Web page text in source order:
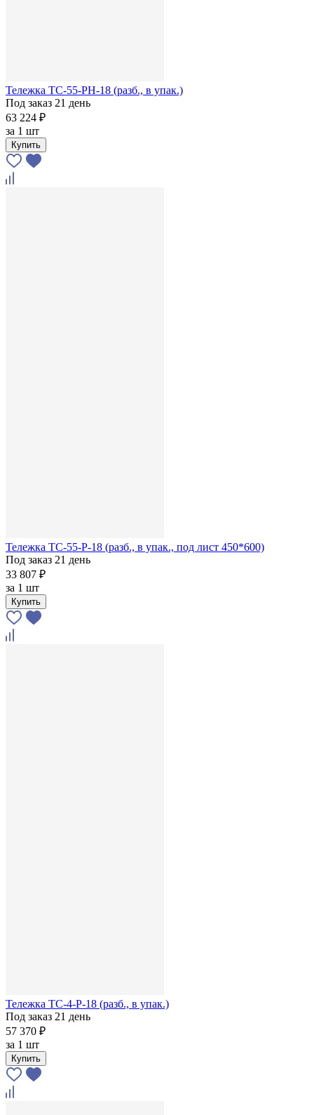
Тележка ТС-55-РН-18 (разб., в упак.)
Под заказ 21 день
63 224 ₽
за 1 шт
Купить
Тележка ТС-55-Р-18 (разб., в упак., под лист 450*600)
Под заказ 21 день
33 807 ₽
за 1 шт
Купить
Тележка ТС-4-Р-18 (разб., в упак.)
Под заказ 21 день
57 370 ₽
за 1 шт
Купить